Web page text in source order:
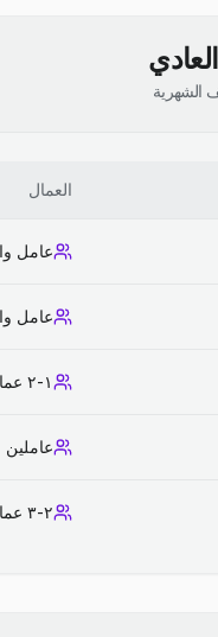
الشهرية
العمال
عامل
عامل
١-٢ عمال
عاملين
٢-٣ عمال